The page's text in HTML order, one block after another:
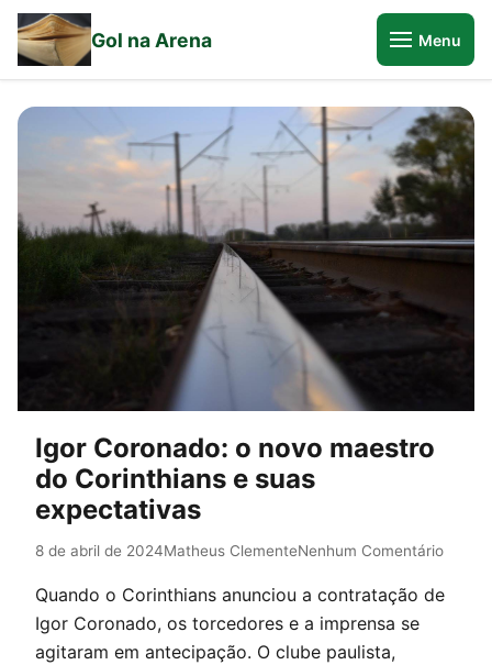
Gol na Arena Menu
Igor Coronado: o novo maestro
do Corinthians e suas
expectativas
8 de abril de 2024Matheus ClementeNenhum Comentário
Quando o Corinthians anunciou a contratação de
Igor Coronado, os torcedores e a imprensa se
agitaram em antecipação. O clube paulista,